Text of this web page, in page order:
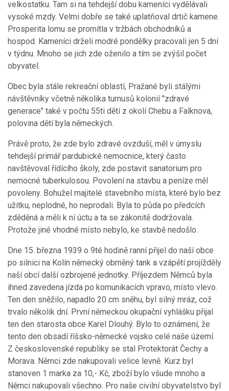
velkostatku. Tam si na tehdejší dobu kameníci vydělávali
vysoké mzdy. Velmi dobře se také uplatňoval drtič kamene.
Prosperita lomu se promítla v tržbách obchodníků a
hospod. Kameníci drželi modré pondělky pracovali jen 5 dní
v týdnu. Mnoho se jich zde oženilo a tím se zvýšil počet
obyvatel.
Obec byla stále rekreační oblastí, Pražané byli stálými
návštěvníky včetně několika turnusů kolonií "zdravé
generace" také v počtu 55ti dětí z okolí Chebu a Falknova,
polovina dětí byla německých.
Právě proto, že zde bylo zdravé ovzduší, měl v úmyslu
tehdejší primář pardubické nemocnice, který často
navštěvoval řídícího školy, zde postavit sanatorium pro
nemocné tuberkulosou. Povolení na stavbu a peníze měl
povoleny. Bohužel majitelé stavebního místa, které bylo bez
užitku, neplodné, ho neprodali. Byla to půda po předcích
zděděná a měli k ní úctu a ta se zákonitě dodržovala.
Protože jiné vhodné místo nebylo, ke stavbě nedošlo.
Dne 15. března 1939 o 9té hodině ranní přijel do naší obce
po silnici na Kolín německý obrněný tank a vzápětí projížděly
naší obcí další ozbrojené jednotky. Příjezdem Němců byla
ihned zavedena jízda po komunikacích vpravo, místo vlevo.
Ten den sněžilo, napadlo 20 cm sněhu, byl silný mráz, což
trvalo několik dní. První německou okupační vyhlášku přijal
ten den starosta obce Karel Dlouhý. Bylo to oznámení, že
tento den obsadí říšsko-německé vojsko celé naše území.
Z československé republiky se stal Protektorát Čechy a
Morava. Němci zde nakupovali velice levně. Kurz byl
stanoven 1 marka za 10,- Kč, zboží bylo všude mnoho a
Němci nakupovali všechno. Pro naše civilní obyvatelstvo byl